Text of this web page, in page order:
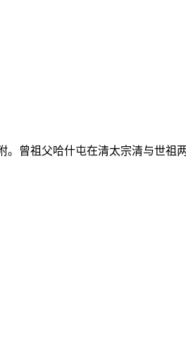
曾祖父哈什屯在清太宗清与世